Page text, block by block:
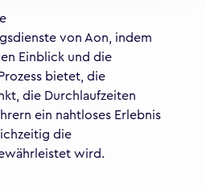
von Aon, indem
Einblick und die
bietet, die
die Durchlaufzeiten
ein nahtloses Erlebnis
die
wird.